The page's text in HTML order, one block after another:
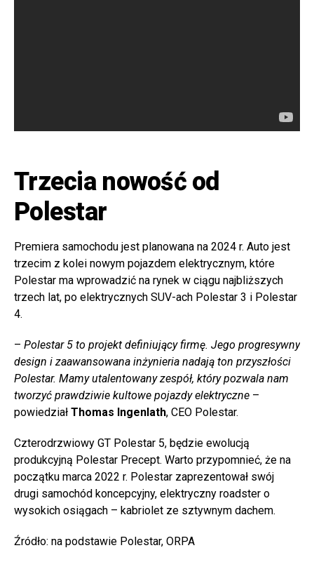
Trzecia nowość od
Polestar
Premiera samochodu jest planowana na 2024 r. Auto jest
trzecim z kolei nowym pojazdem elektrycznym, które
Polestar ma wprowadzić na rynek w ciągu najbliższych
trzech lat, po elektrycznych SUV-ach Polestar 3 i Polestar
4.
– Polestar 5 to projekt definiujący firmę. Jego progresywny
design i zaawansowana inżynieria nadają ton przyszłości
Polestar. Mamy utalentowany zespół, który pozwala nam
tworzyć prawdziwie kultowe pojazdy elektryczne –
powiedział Thomas Ingenlath, CEO Polestar.
Czterodrzwiowy GT Polestar 5, będzie ewolucją
produkcyjną Polestar Precept. Warto przypomnieć, że na
początku marca 2022 r. Polestar zaprezentował swój
drugi samochód koncepcyjny, elektryczny roadster o
wysokich osiągach – kabriolet ze sztywnym dachem.
Źródło: na podstawie Polestar, ORPA